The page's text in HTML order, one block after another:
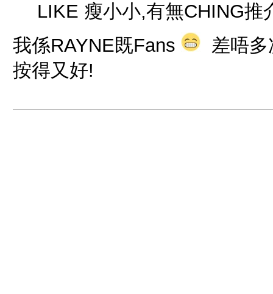
LIKE 瘦小小,有無CHING推
我係RAYNE既Fans
差唔多
按得又好!